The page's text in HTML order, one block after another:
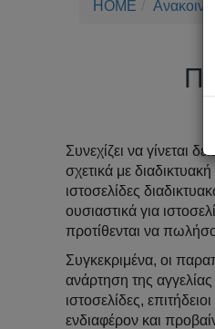
HOME
Συνεχίζει να γίνεται
σχετικά με
ιστοσελίδες
ουσιαστικά για
προτίθενται να
Συγκεκριμένα, οι
ανάρτηση της
ιστοσελίδες,
ενδιαφέρον και